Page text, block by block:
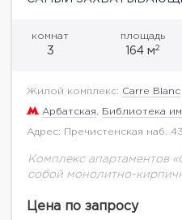
комнат
3
площадь
164 м2
Жилой комплекс: Carre Blanc
Арбатская Библиотека
Адрес: Пречистенская наб. 43
Комплекс апартаментов
собой монолитно-
апартаменты с
Цена по запросу